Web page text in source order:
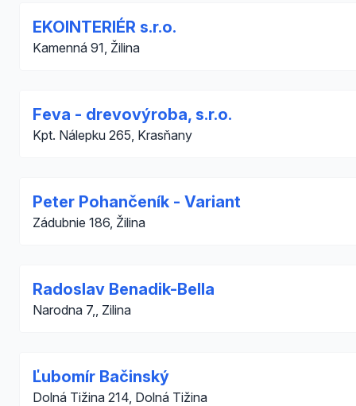
EKOINTERIÉR s.r.o.
Kamenná 91, Žilina
Feva - drevovýroba, s.r.o.
Kpt. Nálepku 265, Krasňany
Peter Pohančeník - Variant
Zádubnie 186, Žilina
Radoslav Benadik-Bella
Narodna 7,, Zilina
Ľubomír Bačinský
Dolná Tižina 214, Dolná Tižina